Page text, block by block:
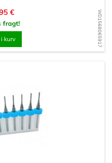
WD1568065917
€
fragt!
kurv